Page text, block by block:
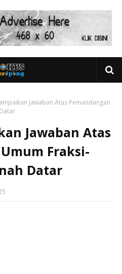
Jawaban Atas Pemandangan
Jawaban Atas
Fraksi-
Datar